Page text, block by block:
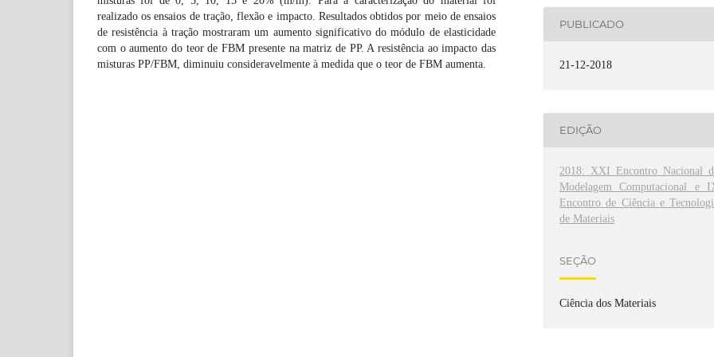
realizado os ensaios de tração, flexão e impacto. Resultados obtidos por meio de ensaios
de resistência à tração mostraram um aumento significativo do módulo de elasticidade
com o aumento do teor de FBM presente na matriz de PP. A resistência ao impacto das
misturas PP/FBM, diminuiu consideravelmente à medida que o teor de FBM aumenta.
PUBLICADO
21-12-2018
EDIÇÃO
2018: XXI Encontro Nacional
Modelagem Computacional e
Encontro de Ciência e
de Materiais
SEÇÃO
Ciência dos Materiais